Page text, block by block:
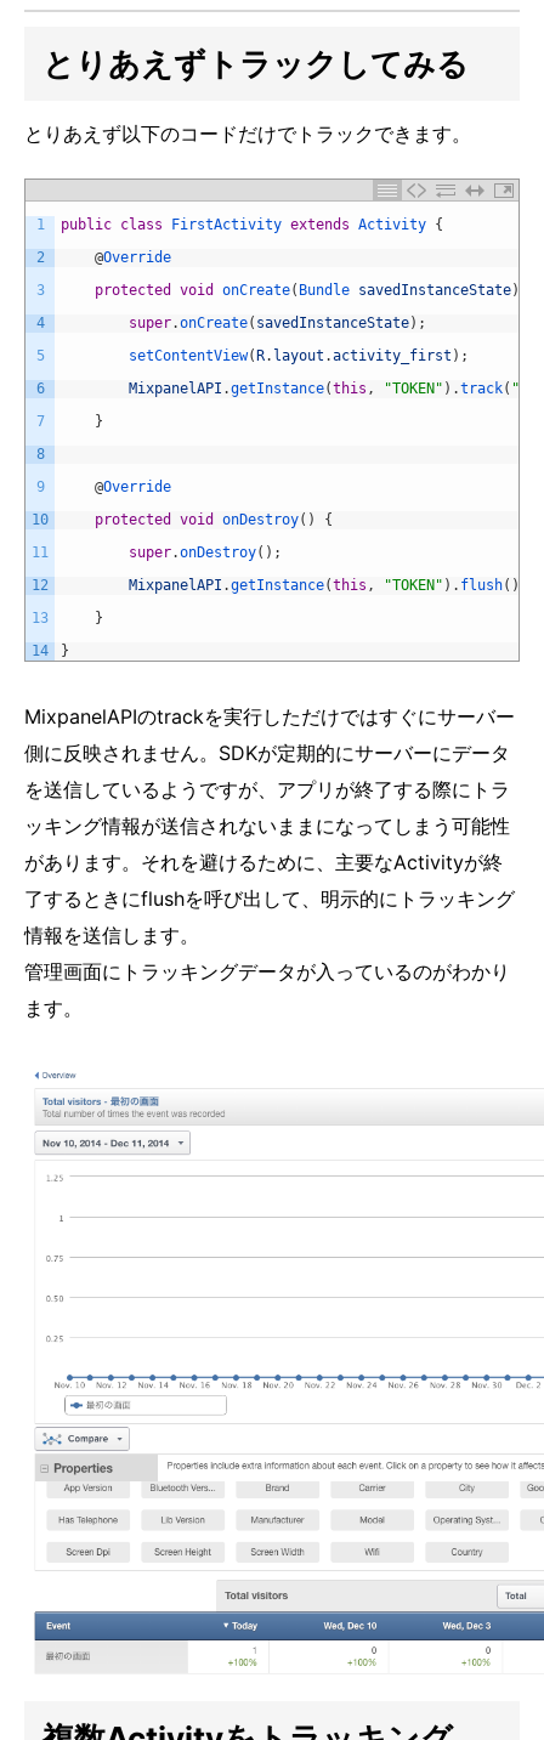
とりあえずトラックしてみる
とりあえず以下のコードだけでトラックできます。
1
2
3
4
5
6
7
8
9
10
11
12
13
14
public class FirstActivity extends Activity {
@Override
protected
void onCreate( Bundle savedInstanceState)
super.onCreate( savedInstanceState) ;
setContentView(R. layout .activity_first ) ;
MixpanelAPI .getInstance(this , "TOKEN" ) .track( "最
}
@Override
protected
void onDestroy( )
{
super.onDestroy( ) ;
MixpanelAPI .getInstance(this , "TOKEN" ) . flush( )
}
}
MixpanelAPIのtrackを実行しただけではすぐにサーバー
側に反映されません。SDKが定期的にサーバーにデータ
を送信しているようですが、アプリが終了する際にトラ
ッキング情報が送信されないままになってしまう可能性
があります。それを避けるために、主要なActivityが終
了するときにflushを呼び出して、明示的にトラッキング
情報を送信します。
管理画面にトラッキングデータが入っているのがわかり
ます。